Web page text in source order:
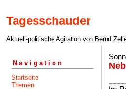
Tagesschauder
Aktuell-politische Agitation von Bernd
Navigation
Startseite
Themen